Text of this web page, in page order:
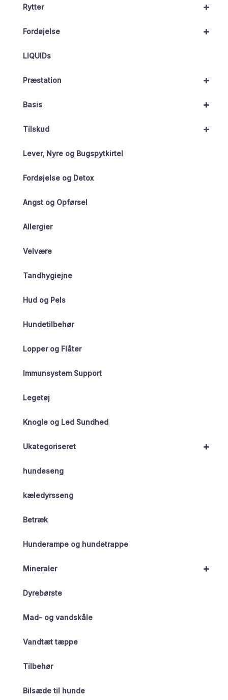
+
Rytter
+
Fordøjelse
LIQUIDs
+
Præstation
+
Basis
+
Tilskud
Lever, Nyre og Bugspytkirtel
Fordøjelse og Detox
Angst og Opførsel
Allergier
Velvære
Tandhygiejne
Hud og Pels
Hundetilbehør
Lopper og Flåter
Immunsystem Support
Legetøj
Knogle og Led Sundhed
+
Ukategoriseret
hundeseng
kæledyrsseng
Betræk
Hunderampe og hundetrappe
+
Mineraler
Dyrebørste
Mad- og vandskåle
Vandtæt tæppe
Tilbehør
Bilsæde til hunde